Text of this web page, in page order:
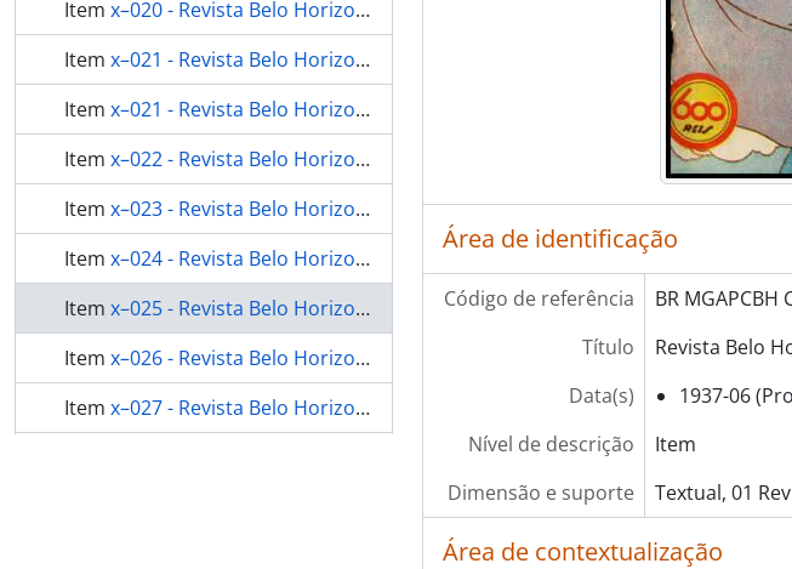
Item x–020 - Revista Belo Horizonte n.72
Item x–021 - Revista Belo Horizonte n.73
Item x–021 - Revista Belo Horizonte n.73
Item x–022 - Revista Belo Horizonte n.75
Item x–023 - Revista Belo Horizonte n.77
Item x–024 - Revista Belo Horizonte n.81
Item x–025 - Revista Belo Horizonte n.82
Item x–026 - Revista Belo Horizonte n.85
Item x–027 - Revista Belo Horizonte n.87
Área de identificação
Código de referência
BR MGAPCBH
Título
Revista Belo
Data(s)
1937-06
Nível de descrição
Item
Dimensão e suporte
Textual, 01
Área de contextualização